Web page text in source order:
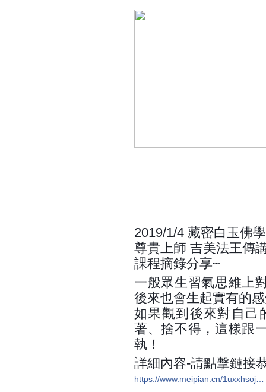
2019/1/4 藏密白玉佛
尊貴上師 吉美法王傳
課程摘錄分享~
一般眾生習氣思維上
後來也會生起實有的
如果觀到後來對自己
著、捨不得，這樣跟
執！
詳細內容-請點擊鏈接
https://www.meipian.cn/1uxxhsoj…